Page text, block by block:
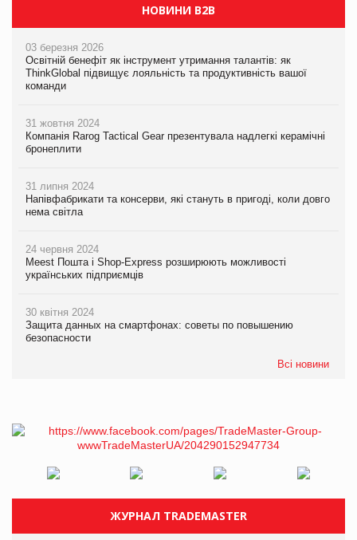
НОВИНИ B2B
03 березня 2026
Освітній бенефіт як інструмент утримання талантів: як
ThinkGlobal підвищує лояльність та продуктивність вашої
команди
31 жовтня 2024
Компанія Rarog Tactical Gear презентувала надлегкі керамічні
бронеплити
31 липня 2024
Напівфабрикати та консерви, які стануть в пригоді, коли довго
нема світла
24 червня 2024
Meest Пошта і Shop-Express розширюють можливості
українських підприємців
30 квітня 2024
Защита данных на смартфонах: советы по повышению
безопасности
Всі новини
ЖУРНАЛ TRADEMASTER